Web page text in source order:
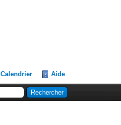
Calendrier Aide